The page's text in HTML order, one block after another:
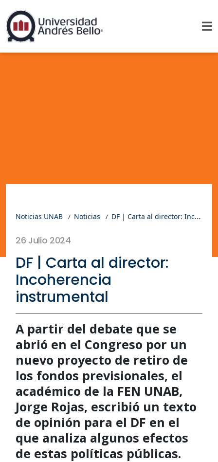
Noticias UNAB Noticias DF | Carta al director: Incoherencia instrumental
26 Julio 2024
DF | Carta al director:
Incoherencia
instrumental
A partir del debate que se
abrió en el Congreso por un
nuevo proyecto de retiro de
los fondos previsionales, el
académico de la FEN UNAB,
Jorge Rojas, escribió un texto
de opinión para el DF en el
que analiza algunos efectos
de estas políticas públicas.